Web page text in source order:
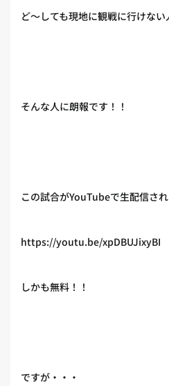
ど〜しても現地に観戦に行けない
そんな人に朗報です！！
この試合がYouTubeで生配信され
https://youtu.be/xpDBUJixyBI
しかも無料！！
ですが・・・